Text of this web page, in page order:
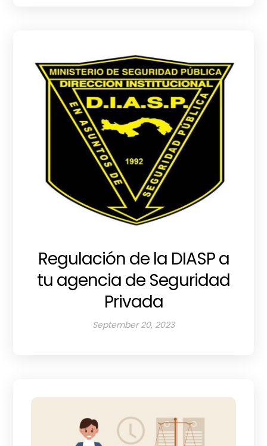
Regulación de la DIASP a
tu agencia de Seguridad
Privada
September 20, 2023